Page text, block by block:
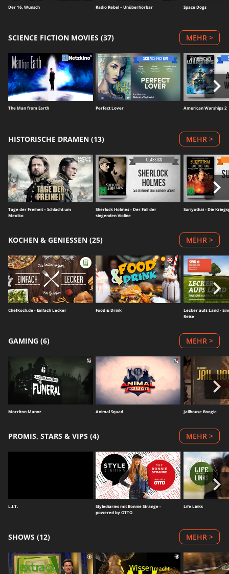
Der 16. Wunsch Radio Rebel – Unüberhörbar Space Dogs
SCIENCE FICTION MOVIES (37) MEHR >
The Man from Earth Perfect Lover American Warships 2
HISTORISCHE DRAMEN (13) MEHR >
Tage der Freiheit – Schlacht um
Mexiko
Sherlock Holmes - Der Fall der
singenden Violine
Suriyothai - Die
KOCHEN & GENIESSEN (25) MEHR >
Chefkoch.de - Einfach Lecker Food & Drink
Lecker aufs Land -
Reise
GAMING (6) MEHR >
Morriton Manor Animal Squad Jailhouse Boogie
PROMIS, STARS & VIPS (4) MEHR >
L.I.T.
Stylediaries mit Bonnie Strange -
powered by OTTO
Life Links
SHOWS (12) MEHR >